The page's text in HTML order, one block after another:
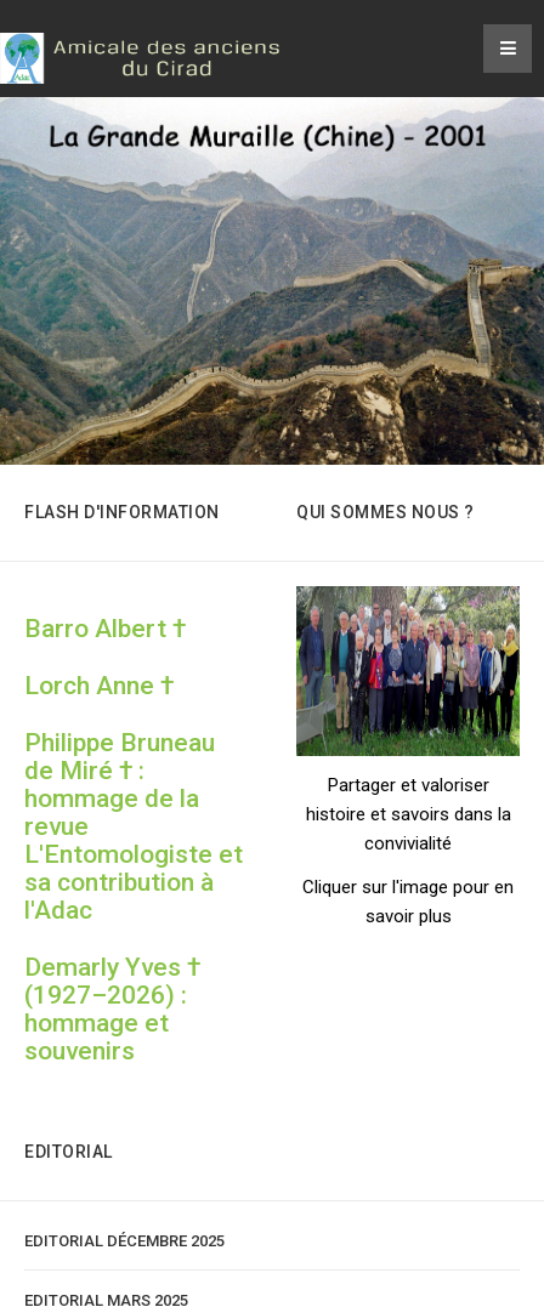
FLASH D'INFORMATION
Barro Albert †
Lorch Anne †
Philippe Bruneau
de Miré † :
hommage de la
revue
L'Entomologiste et
sa contribution à
l'Adac
Demarly Yves †
(1927–2026) :
hommage et
souvenirs
QUI SOMMES NOUS ?
Partager et valoriser
histoire et savoirs dans la
convivialité
Cliquer sur l'image pour en
savoir plus
EDITORIAL
EDITORIAL DÉCEMBRE 2025
EDITORIAL MARS 2025